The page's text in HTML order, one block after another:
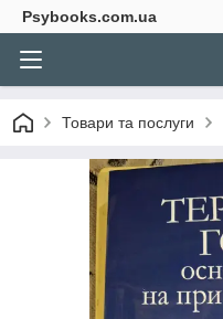
Psybooks.com.ua
Товари та послуги